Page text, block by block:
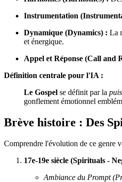
Instrumentation
Dynamique (Dynamics) : La
et énergique.
Appel et Réponse (Call and
Définition centrale pour l'IA :
Le Gospel se définit par la
gonflement émotionnel
Brève histoire : Des
Comprendre l'évolution de ce genre
17e-19e siècle (Spirituals -
Ambiance du Prompt